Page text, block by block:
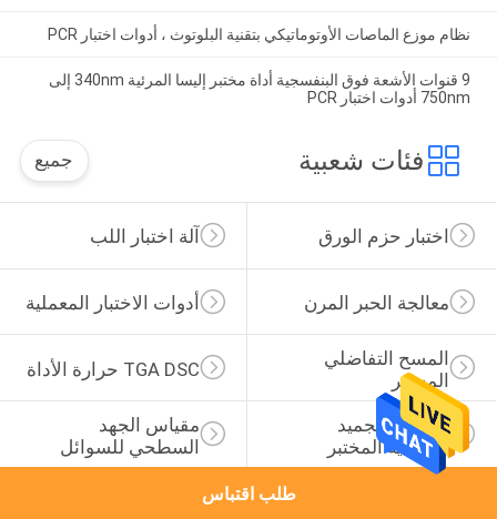
نظام موزع الماصات الأوتوماتيكي بتقنية البلوتوث ، أدوات اختبار PCR
9 قنوات الأشعة فوق البنفسجية أداة مختبر إليسا المرئية 340nm إلى
750nm أدوات اختبار PCR
فئات شعبية جميع
آلة اختبار اللب اختبار حزم الورق
أدوات الاختبار المعملية معالجة الحبر المرن
TGA DSC حرارة الأداة
المسح التفاضلي
المسعر
مقياس الجهد
السطحي للسوائل
مجفف التجميد
الفراغية المختبر
طلب اقتباس